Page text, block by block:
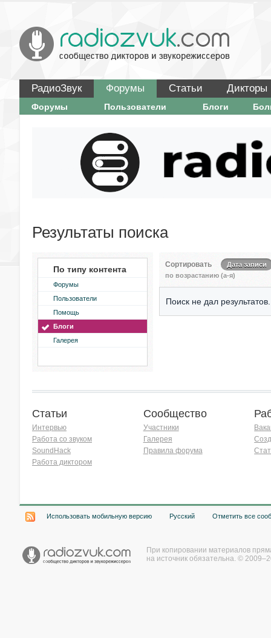
РадиоЗвук Форумы Статьи Дикторы
Форумы Пользователи Блоги
Результаты поиска
По типу контента
Форумы
Пользователи
Помощь
Блоги
Галерея
Сортировать
Дата записи
по возрастанию (а-я)
Поиск не дал результатов.
Статьи
Интервью
Работа со звуком
SoundHack
Работа диктором
Сообщество
Участники
Галерея
Правила форума
Использовать мобильную версию Русский Отметить все
При копировании материалов
на источник обязательна. ©